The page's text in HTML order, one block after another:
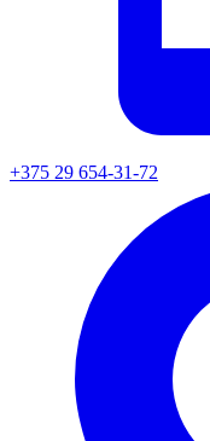
+375 29 654-31-72